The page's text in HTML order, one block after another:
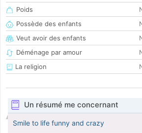
Poids
Possède des enfants
Veut avoir des enfants
Déménage par amour
La religion
Un résumé me concernant
Smile to life funny and crazy